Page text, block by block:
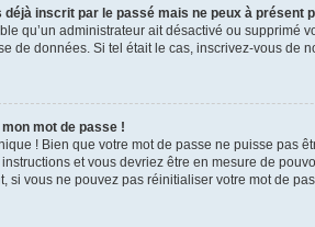
déjà inscrit par le passé mais ne peux à présent
qu’un administrateur ait désactivé ou
de données. Si tel était le cas, inscrivez-vous de
mon mot de passe !
! Bien que votre mot de passe ne puisse pas
et vous devriez être en mesure de
si vous ne pouvez pas réinitialiser votre mot de